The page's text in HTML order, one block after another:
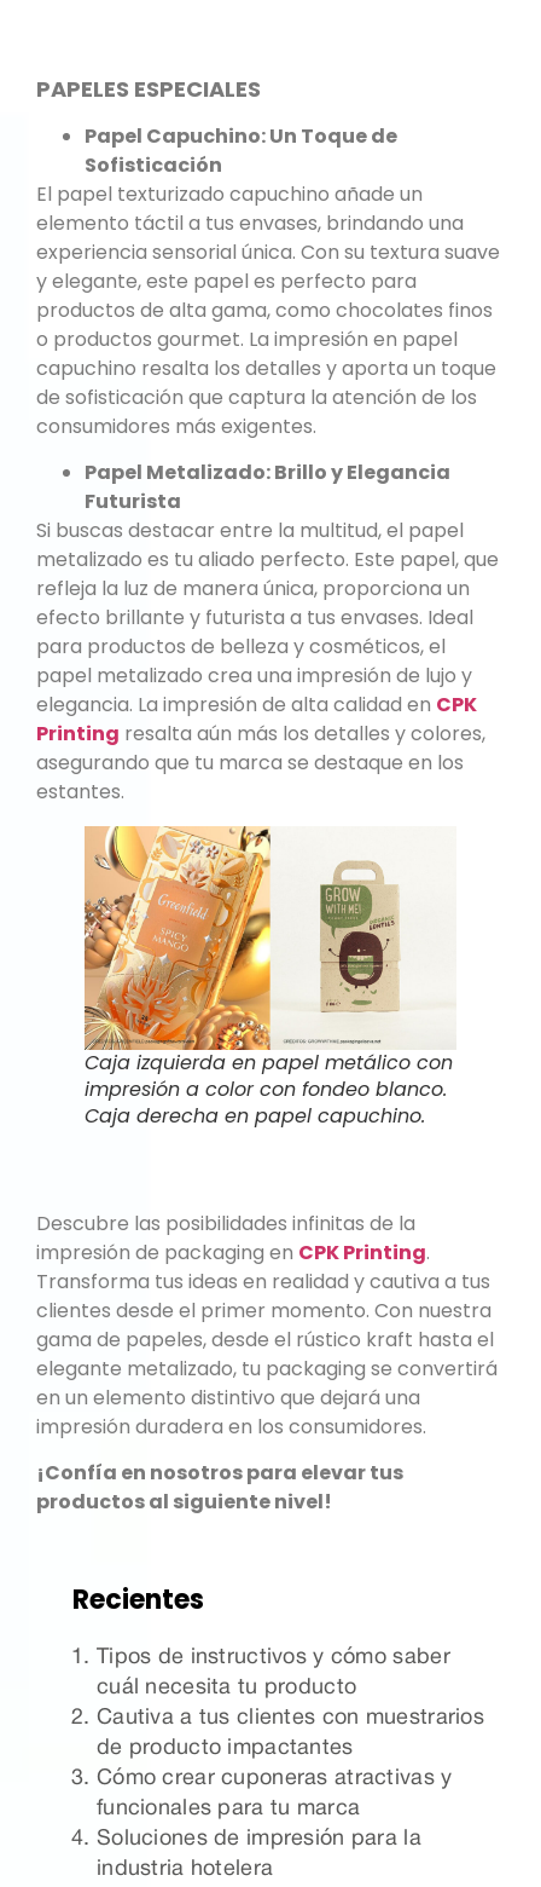
PAPELES ESPECIALES
Papel Capuchino: Un Toque de
Sofisticación
El papel texturizado capuchino añade un
elemento táctil a tus envases, brindando una
experiencia sensorial única. Con su textura suave
y elegante, este papel es perfecto para
productos de alta gama, como chocolates finos
o productos gourmet. La impresión en papel
capuchino resalta los detalles y aporta un toque
de sofisticación que captura la atención de los
consumidores más exigentes.
Papel Metalizado: Brillo y Elegancia
Futurista
Si buscas destacar entre la multitud, el papel
metalizado es tu aliado perfecto. Este papel, que
refleja la luz de manera única, proporciona un
efecto brillante y futurista a tus envases. Ideal
para productos de belleza y cosméticos, el
papel metalizado crea una impresión de lujo y
elegancia. La impresión de alta calidad en CPK
Printing resalta aún más los detalles y colores,
asegurando que tu marca se destaque en los
estantes.
Caja izquierda en papel metálico con
impresión a color con fondeo blanco.
Caja derecha en papel capuchino.
Descubre las posibilidades infinitas de la
impresión de packaging en CPK Printing.
Transforma tus ideas en realidad y cautiva a tus
clientes desde el primer momento. Con nuestra
gama de papeles, desde el rústico kraft hasta el
elegante metalizado, tu packaging se convertirá
en un elemento distintivo que dejará una
impresión duradera en los consumidores.
¡Confía en nosotros para elevar tus
productos al siguiente nivel!
Recientes
Tipos de instructivos y cómo saber
cuál necesita tu producto
Cautiva a tus clientes con muestrarios
de producto impactantes
Cómo crear cuponeras atractivas y
funcionales para tu marca
Soluciones de impresión para la
industria hotelera